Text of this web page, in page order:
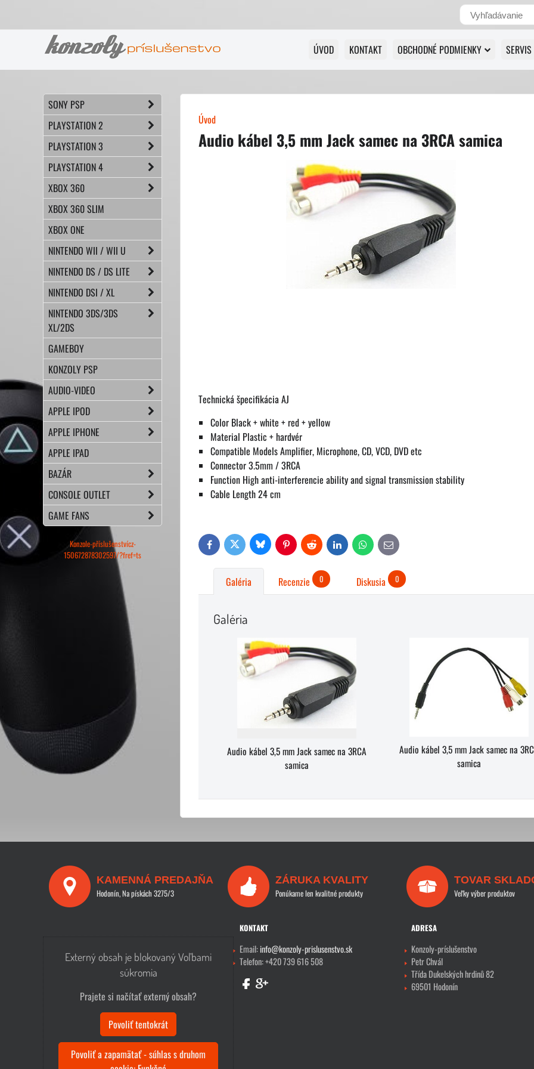
ÚVOD KONTAKT OBCHODNÉ PODMIENKY
Úvod
Audio kábel 3,5 mm Jack samec na 3RCA samica
Technická špecifikácia AJ
Color Black + white + red + yellow
Material Plastic + hardvér
Compatible Models Amplifier, Microphone, CD, VCD, DVD etc
Connector 3.5mm / 3RCA
Function High anti-interferencie ability and signal transmission stability
Cable Length 24 cm
FacebookTwitter Bluesky PinterestReddit LinkedIn WhatsAppE-
mail
Galéria Recenzie 0 Diskusia 0
Galéria
Audio kábel 3,5 mm Jack samec na 3RCA
samica
Audio kábel 3,5 mm Jack samec na
samica
SONY PSP
PLAYSTATION 2
PLAYSTATION 3
PLAYSTATION 4
XBOX 360
XBOX 360 SLIM
XBOX ONE
NINTENDO WII / WII U
NINTENDO DS / DS LITE
NINTENDO DSI / XL
NINTENDO 3DS/3DS
XL/2DS
GAMEBOY
KONZOLY PSP
AUDIO-VIDEO
APPLE IPOD
APPLE IPHONE
APPLE IPAD
BAZÁR
CONSOLE OUTLET
GAME FANS
Konzole-příslušenstvícz-
150672878302597/?fref=ts
KAMENNÁ PREDAJŇA
Hodonín, Na pískách 3275/3
ZÁRUKA KVALITY
Ponúkame len kvalitné produkty
TOVAR
Veľky výber produktov
Externý obsah je blokovaný Voľbami
súkromia
Prajete si načítať externý obsah?
Povoliť tentokrát
Povoliť a zapamätať - súhlas s druhom
KONTAKT
Email:info@konzoly-prislusenstvo.sk
Telefon: +420 739 616 508
ADRESA
Konzoly-príslušenstvo
Petr Chvál
Třída Dukelských hrdinů 82
69501 Hodonín